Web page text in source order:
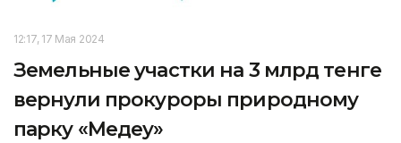
12:17, 17 Мая 2024
Земельные участки на 3 млрд тенге
вернули прокуроры природному
парку «Медеу»